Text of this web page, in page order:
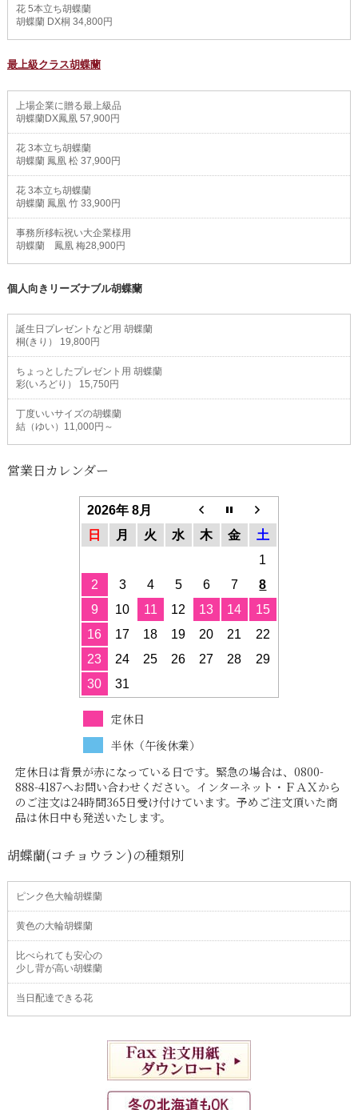
花 5本立ち胡蝶蘭
胡蝶蘭 DX桐 34,800円
最上級クラス胡蝶蘭
上場企業に贈る最上級品
胡蝶蘭DX鳳凰 57,900円
花 3本立ち胡蝶蘭
胡蝶蘭 鳳凰 松 37,900円
花 3本立ち胡蝶蘭
胡蝶蘭 鳳凰 竹 33,900円
事務所移転祝い大企業様用
胡蝶蘭 鳳凰 梅28,900円
個人向きリーズナブル胡蝶蘭
誕生日プレゼントなど用 胡蝶蘭
桐(きり） 19,800円
ちょっとしたプレゼント用 胡蝶蘭
彩(いろどり） 15,750円
丁度いいサイズの胡蝶蘭
結（ゆい）11,000円～
営業日カレンダー
2026年 8月
日
月 火 水 木 金
土
1
2
3 4 5 6 7
8
9
10 11 12 13 14
15
16
17 18 19 20 21
22
23
24 25 26 27 28
29
30
31
定休日
半休（午後休業）
定休日は背景が赤になっている日です。緊急の場合は、0800-
888-4187へお問い合わせください。インターネット・ＦＡＸから
のご注文は24時間365日受け付けています。予めご注文頂いた商
品は休日中も発送いたします。
胡蝶蘭(コチョウラン)の種類別
ピンク色大輪胡蝶蘭
黄色の大輪胡蝶蘭
比べられても安心の
少し背が高い胡蝶蘭
当日配達できる花